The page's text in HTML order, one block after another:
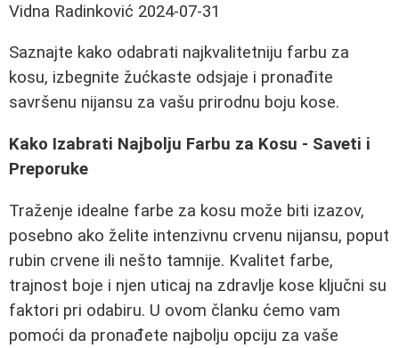
Vidna Radinković 2024-07-31
Saznajte kako odabrati najkvalitetniju farbu za
kosu, izbegnite žućkaste odsjaje i pronađite
savršenu nijansu za vašu prirodnu boju kose.
Kako Izabrati Najbolju Farbu za Kosu - Saveti i
Preporuke
Traženje idealne farbe za kosu može biti izazov,
posebno ako želite intenzivnu crvenu nijansu, poput
rubin crvene ili nešto tamnije. Kvalitet farbe,
trajnost boje i njen uticaj na zdravlje kose ključni su
faktori pri odabiru. U ovom članku ćemo vam
pomoći da pronađete najbolju opciju za vaše